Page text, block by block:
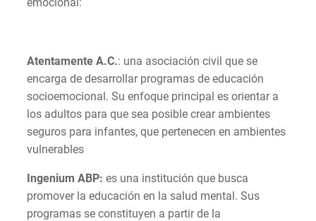
Atentamente A.C.: una asociación civil que se
encarga de desarrollar programas de educación
socioemocional. Su enfoque principal es orientar a
los adultos para que sea posible crear ambientes
seguros para infantes, que pertenecen en ambientes
vulnerables
Ingenium ABP: es una institución que busca
promover la educación en la salud mental. Sus
programas se constituyen a partir de la